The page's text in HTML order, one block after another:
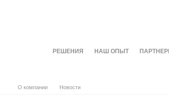
РЕШЕНИЯ НАШ ОПЫТ
О компании Новости